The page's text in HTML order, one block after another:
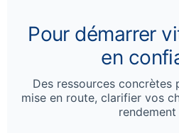
Pour démarrer
en
Des ressources concrètes
mise en route, clarifier vos
rendement